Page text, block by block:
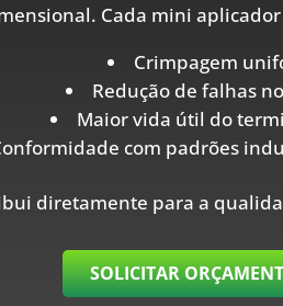
Cada mini
Crimpagem
Redução de falhas
Maior vida útil do
com padrões
diretamente para a
SOLICITAR